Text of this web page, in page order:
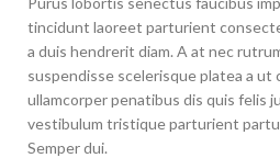
tincidunt laoreet parturient
a duis hendrerit diam. A at nec
suspendisse scelerisque platea a ut
ullamcorper penatibus dis quis felis
vestibulum tristique parturient
Semper dui.